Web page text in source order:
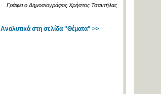
Γράφει ο Δημοσιογράφος Χρήστος Τσαντήλας
Αναλυτικά στη σελίδα "Θέματα" >>